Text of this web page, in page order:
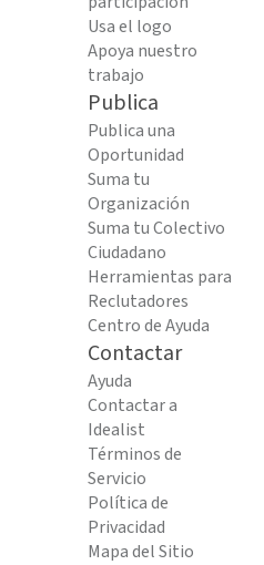
Usa el logo
Apoya nuestro
trabajo
Publica
Publica una
Oportunidad
Suma tu
Organización
Suma tu Colectivo
Ciudadano
Herramientas para
Reclutadores
Centro de Ayuda
Contactar
Ayuda
Contactar a
Idealist
Términos de
Servicio
Política de
Privacidad
Mapa del Sitio